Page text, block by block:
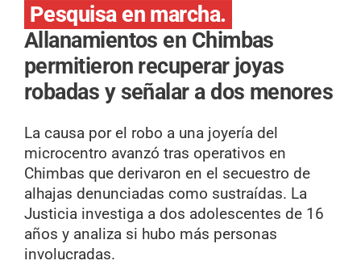
Pesquisa en marcha.
Allanamientos en Chimbas
permitieron recuperar joyas
robadas y señalar a dos menores
La causa por el robo a una joyería del
microcentro avanzó tras operativos en
Chimbas que derivaron en el secuestro de
alhajas denunciadas como sustraídas. La
Justicia investiga a dos adolescentes de 16
años y analiza si hubo más personas
involucradas.